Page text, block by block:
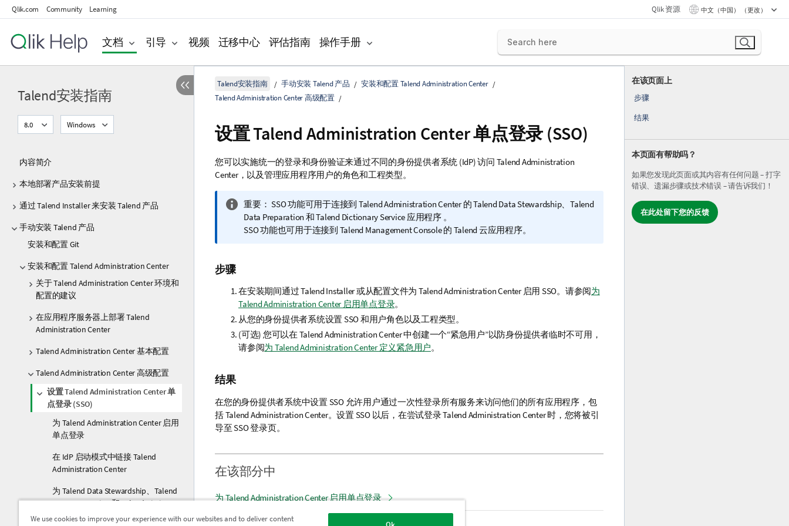
Qlik.com Community Learning Qlik 资源 中文（中国） （更改）
文档 引导 视频 迁移中心 评估指南 操作手册
Talend安装指南
8.0 Windows
内容简介
本地部署产品安装前提
通过 Talend Installer 来安装 Talend 产品
手动安装 Talend 产品
安装和配置 Git
安装和配置 Talend Administration Center
关于 Talend Administration Center 环境和
配置的建议
在应用程序服务器上部署 Talend
Administration Center
Talend Administration Center 基本配置
Talend Administration Center 高级配置
设置 Talend Administration Center 单
点登录 (SSO)
为 Talend Administration Center 启用
单点登录
在 IdP 启动模式中链接 Talend
Administration Center
为 Talend Data Stewardship、Talend
Data Preparation 和 Talend Dictionary
Service 配置 Talend Administration
在该页面上
步骤
结果
本页面有帮助吗？
如果您发现此页面或其内容有任何问题 – 打字
错误、遗漏步骤或技术错误 – 请告诉我们！
在此处留下您的反馈
Talend安装指南 手动安装 Talend 产品
安装和配置 Talend Administration Center
Talend Administration Center 高级配置
设置Talend Administration Center单点登录 (SSO)
您可以实施统一的登录和身份验证来通过不同的身份提供者系统 (IdP) 访问 Talend Administration
Center，以及管理应用程序用户的角色和工程类型。
信
息
注
重要： SSO 功能可用于连接到 Talend Administration Center的Talend Data Stewardship、 Talend
Data Preparation 和Talend Dictionary Service 应用程序 。
SSO 功能也可用于连接到 Talend Management Console的 Talend 云应用程序。
步骤
在安装期间通过Talend Installer或从配置文件为 Talend Administration Center启用 SSO。请参阅为
Talend Administration Center 启用单点登录。
从您的身份提供者系统设置 SSO 和用户角色以及工程类型。
(可选) 您可以在 Talend Administration Center中创建一个“紧急用户”以防身份提供者临时不可用，
请参阅为 Talend Administration Center 定义紧急用户。
结果
在您的身份提供者系统中设置 SSO 允许用户通过一次性登录所有服务来访问他们的所有应用程序，包
括Talend Administration Center。设置 SSO 以后，在尝试登录Talend Administration Center时，您将被引
导至 SSO 登录页。
在该部分中
为 Talend Administration Center 启用单点登录
在 IdP 启动模式中链接 Talend Administration Center
We use cookies to improve your experience with our websites and to deliver content